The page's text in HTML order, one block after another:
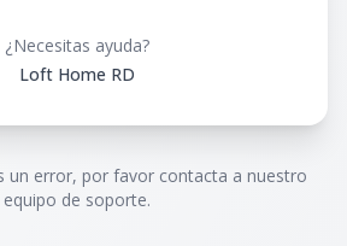
¿Necesitas ayuda?
Loft Home RD
un error, por favor contacta a nuestro
equipo de soporte.